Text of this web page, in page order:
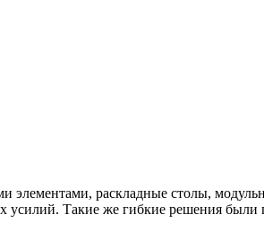
элементами, раскладные столы,
усилий. Такие же гибкие решения